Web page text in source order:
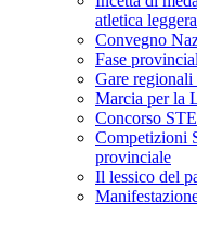
atletica leggera
Convegno
Fase
Gare regionali
Marcia per la
Concorso
Competizioni
provinciale
Il lessico del